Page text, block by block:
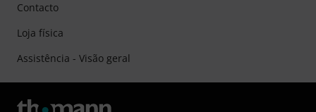
Contacto
Loja física
Assistência - Visão geral